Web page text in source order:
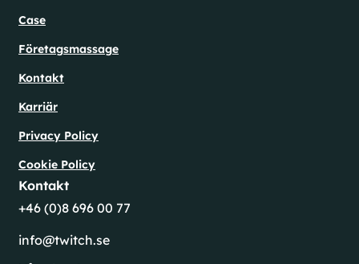
Case
Företagsmassage
Kontakt
Karriär
Privacy Policy
Cookie Policy
Kontakt
+46 (0)8 696 00 77
info@twitch.se